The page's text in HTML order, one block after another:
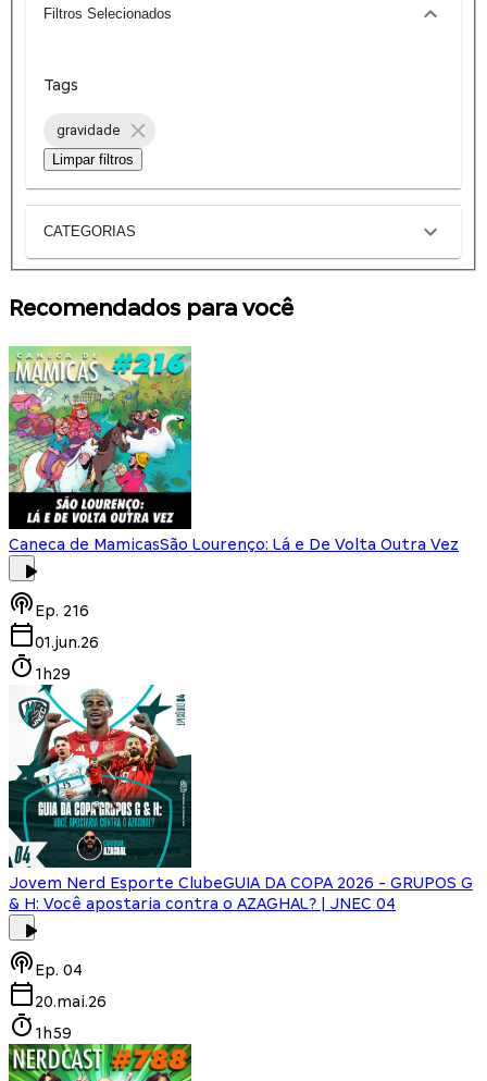
Filtros Selecionados
Tags
gravidade
Limpar filtros
CATEGORIAS
Recomendados para você
Caneca de MamicasSão Lourenço: Lá e De Volta Outra Vez
Ep. 216
01.jun.26
1h29
Jovem Nerd Esporte ClubeGUIA DA COPA 2026 - GRUPOS G
& H: Você apostaria contra o AZAGHAL? | JNEC 04
Ep. 04
20.mai.26
1h59